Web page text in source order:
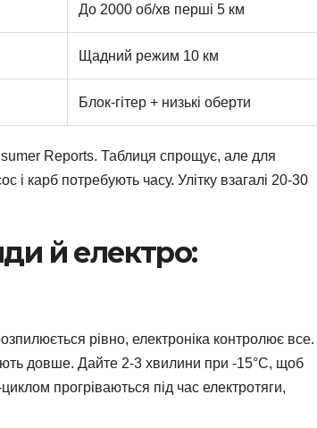
До 2000 об/хв перші 5 км
Щадний режим 10 км
Блок-гітер + низькі оберти
Reports. Таблиця спрощує, але для
і карб потребують часу. Улітку взагалі 20-30
й електро:
рівно, електроніка контролює все.
довше. Дайте 2-3 хвилини при -15°C, щоб
прогріваються під час електротяги,